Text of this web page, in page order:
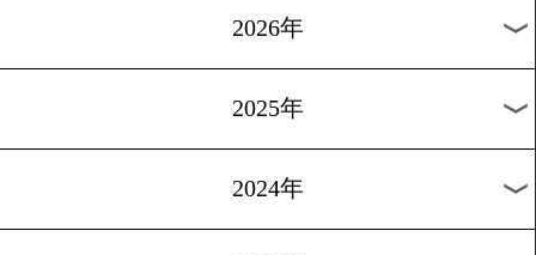
36歳小久保聡は何を思うか
[電話取材]2020.5.10
初防衛を目指す」
[電話取材]2020.5.7